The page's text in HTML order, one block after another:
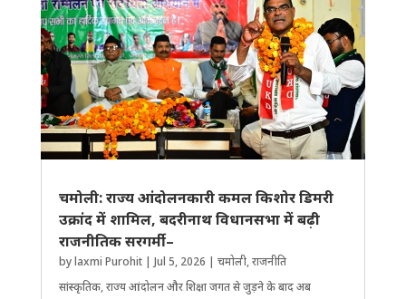
चमोली: राज्य आंदोलनकारी कमल किशोर डिमरी
उक्रांद में शामिल, बदरीनाथ विधानसभा में बढ़ी
राजनीतिक सरगर्मी–
bylaxmi Purohit| Jul 5, 2026 चमोली,राजनीति
सांस्कृतिक, राज्य आंदोलन और ​शिक्षा जगत से जुड़ने के बाद अब